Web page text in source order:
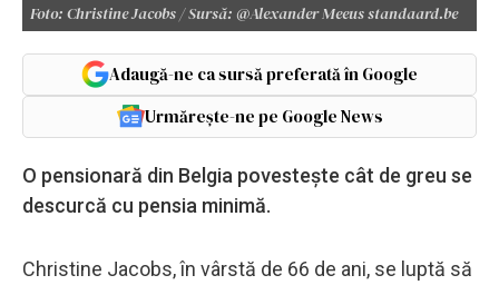
Foto: Christine Jacobs / Sursă: @Alexander Meeus standaard.be
Adaugă-ne ca sursă preferată în Google
Urmărește-ne pe Google News
O pensionară din Belgia povestește cât de greu se
descurcă cu pensia minimă.
Christine Jacobs, în vârstă de 66 de ani, se luptă să